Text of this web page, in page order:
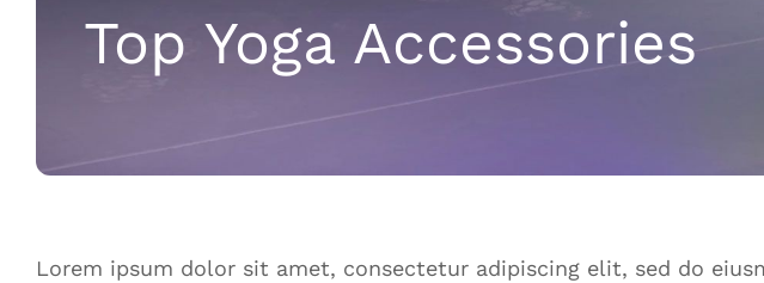
Top Yoga Accessories
Lorem ipsum dolor sit amet, consectetur adipiscing elit, sed do